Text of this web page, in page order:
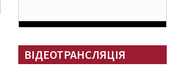
ВІДЕОТРАНСЛЯЦІЯ